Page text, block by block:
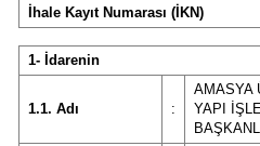
İhale Kayıt Numarası (İKN)
1- İdarenin
1.1. Adı :
AMASYA
YAPI